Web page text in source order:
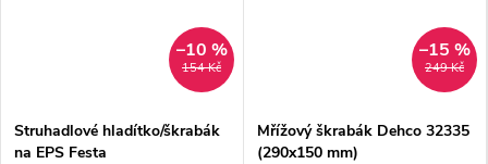
154 Kč
–10 %
Struhadlové hladítko/škrabák
na EPS Festa
249 Kč
–15 %
Mřížový škrabák Dehco 32335
(290x150 mm)